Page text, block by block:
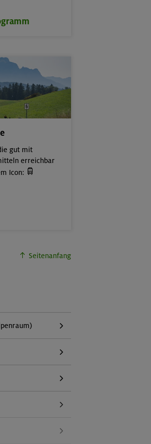
gut mit
erreichbar
Icon: 
Seitenanfang